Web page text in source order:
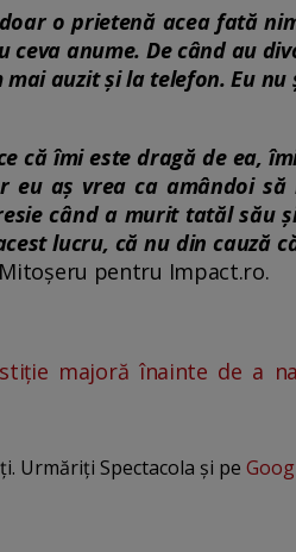
o prietenă acea fată
ceva anume. De când au
auzit și la telefon. Eu
că îmi este dragă de ea,
aș vrea ca amândoi
când a murit tatăl său
lucru, că nu din cauză
pentru Impact.ro.
majoră înainte de a
Urmăriți Spectacola și pe